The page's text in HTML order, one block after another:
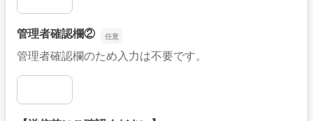
管理者確認欄②
管理者確認欄のため入力は不要です。
管理者確認欄②